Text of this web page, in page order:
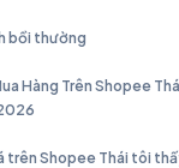
bồi thường
Hàng Trên Shopee
trên Shopee Thái tôi